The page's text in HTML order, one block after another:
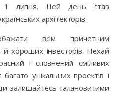
липня. Цей день став
архітекторів.
всім причетним
й хороших інвесторів. Нехай
і сповнений сміливих
унікальних проектів і
залишайтесь талановитими